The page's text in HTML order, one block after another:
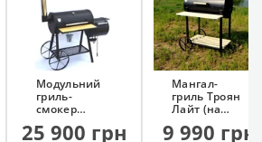
Модульний
гриль-
смокер
+ мангал +
25 900 грн
Мангал-
гриль Троян
Лайт (на
шампурів)
9 990 грн